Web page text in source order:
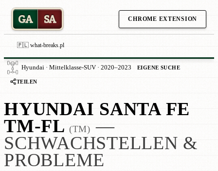
GA SA CHROME EXTENSION
🇵🇱 what-breaks.pl
Hyundai · Mittelklasse-SUV · 2020–2023 EIGENE SUCHE
TEILEN
HYUNDAI SANTA FE
TM-FL (TM) —
SCHWACHSTELLEN &
PROBLEME